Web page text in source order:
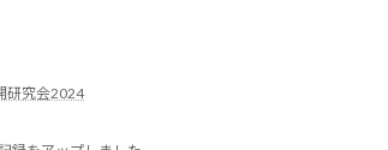
研究会2024